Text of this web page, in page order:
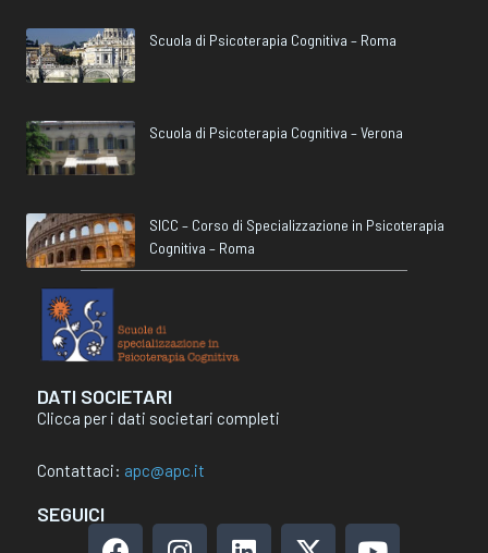
Scuola di Psicoterapia Cognitiva – Roma
Scuola di Psicoterapia Cognitiva – Verona
SICC – Corso di Specializzazione in Psicoterapia
Cognitiva – Roma
DATI SOCIETARI
Clicca per i dati societari completi
Contattaci: apc@apc.it
SEGUICI
F
I
L
X
Y